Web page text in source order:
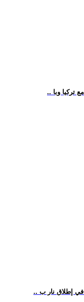
تركيا وبا